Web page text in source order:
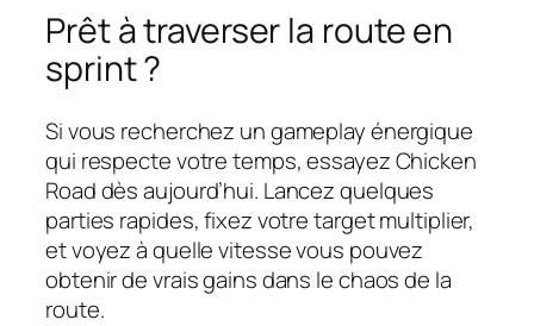
Prêt à traverser la route en
sprint ?
Si vous recherchez un gameplay énergique
qui respecte votre temps, essayez Chicken
Road dès aujourd’hui. Lancez quelques
parties rapides, fixez votre target multiplier,
et voyez à quelle vitesse vous pouvez
obtenir de vrais gains dans le chaos de la
route.